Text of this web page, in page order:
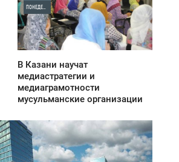
777
В Казани научат
медиастратегии и
медиаграмотности
мусульманские организации